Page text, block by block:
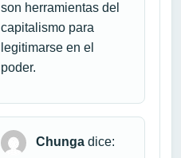
son herramientas del
capitalismo para
legitimarse en el
poder.
Chunga dice: